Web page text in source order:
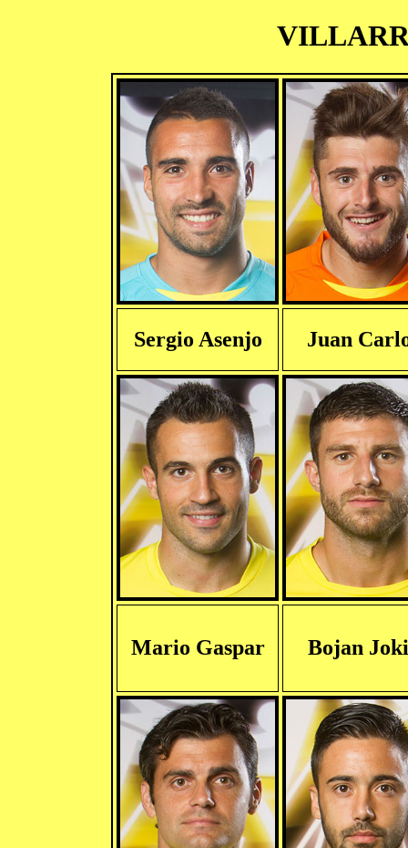
Sergio Asenjo Juan
Mario Gaspar Bojan